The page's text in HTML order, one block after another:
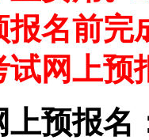
名前完
网上预
上预报名